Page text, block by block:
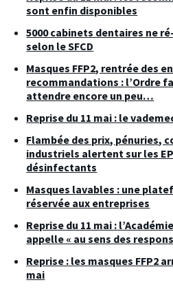
sont enfin disponibles
5000 cabinets dentaires ne
selon le SFCD
Masques FFP2, rentrée des
recommandations : l’Ordre
attendre encore un peu…
Reprise du 11 mai : le
Flambée des prix, pénuries,
industriels alertent sur les
désinfectants
Masques lavables : une
réservée aux entreprises
Reprise du 11 mai :
appelle « au sens des
Reprise : les masques FFP2
mai